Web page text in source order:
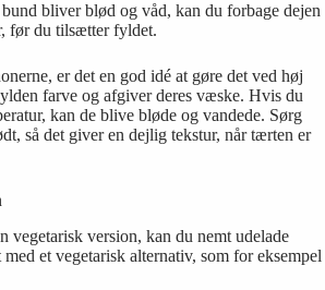
bliver blød og våd, kan du forbage dejen
før du tilsætter fyldet.
er det en god idé at gøre det ved høj
farve og afgiver deres væske. Hvis du
kan de blive bløde og vandede. Sørg
så det giver en dejlig tekstur, når tærten er
vegetarisk version, kan du nemt udelade
med et vegetarisk alternativ, som for eksempel